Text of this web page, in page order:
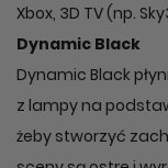
Xbox, 3D TV (np.
Dynamic Black
Dynamic Black
z lampy na
żeby stworzyć